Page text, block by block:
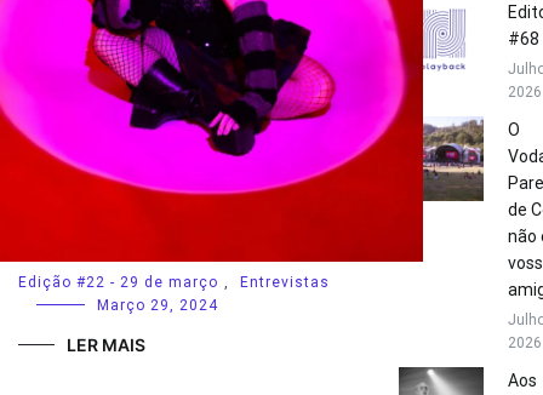
Edição #22 - 29 de março ,
Entrevistas
Março 29, 2024
LER MAIS
#68
2026
O
de
não
2026
Aos